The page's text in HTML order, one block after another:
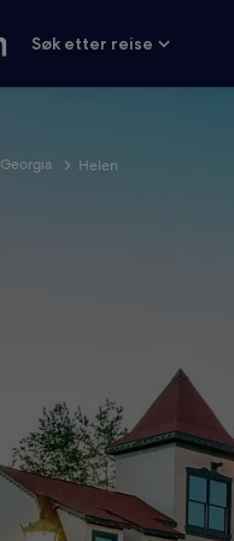
Søk etter reise
Georgia Helen